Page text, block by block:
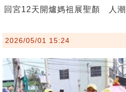
回宮12天開爐媽祖展聖顏 人
2026/05/01 15:24